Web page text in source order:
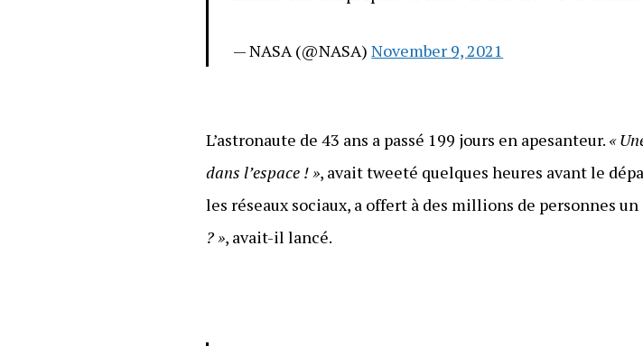
— NASA (@NASA)November 9, 2021
L’astronaute de 43 ans a passé 199 jours en apesanteur. «
dans l’espace ! », avait tweeté quelques heures avant le
les réseaux sociaux, a offert à des millions de personnes
? », avait-il lancé.